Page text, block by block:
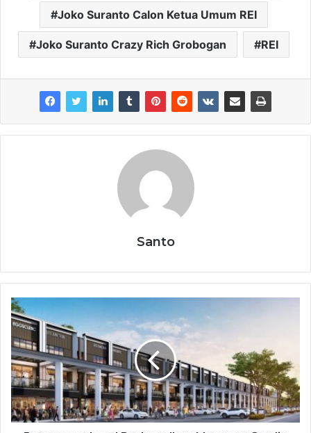
Joko Suranto Calon Ketua Umum REI
Joko Suranto Crazy Rich Grobogan REI
Santo